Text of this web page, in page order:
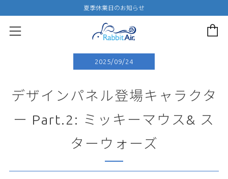
夏季休業日のお知らせ
メニュー
デザインパネル登場キャラクタ
ー Part.2: ミッキーマウス& ス
ターウォーズ
2025/09/24